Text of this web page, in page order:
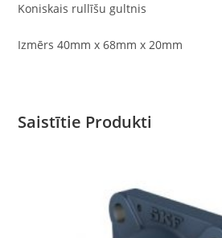
Koniskais rullīšu gultnis
Izmērs 40mm x 68mm x 20mm
Saistītie Produkti